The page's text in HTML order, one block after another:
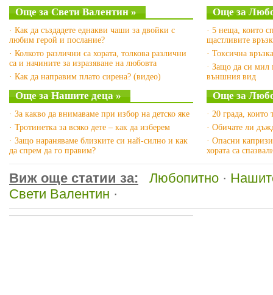
Още за Свети Валентин »
· Как да създадете еднакви чаши за двойки с
любим герой и послание?
· Колкото различни са хората, толкова различни
са и начините за изразяване на любовта
· Как да направим плато сирена? (видео)
Още за
· 5 неща, които
щастливите
· Токсична
· Защо да си мил
външния вид
Още за Нашите деца »
· За какво да внимаваме при избор на детско яке
· Тротинетка за всяко дете – как да изберем
· Защо нараняваме близките си най-силно и как
да спрем да го правим?
Още за
· 20 града, които
· Обичате ли
· Опасни
хората са
Виж още статии за: Любопитно ·
Свети Валентин ·